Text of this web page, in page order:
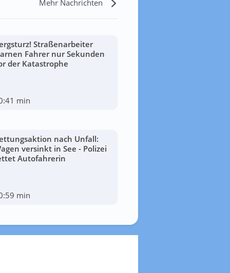
Mehr Nachrichten
Straßenarbeiter
Fahrer nur Sekunden
der Katastrophe
min
nach Unfall:
versinkt in See - Polizei
Autofahrerin
min